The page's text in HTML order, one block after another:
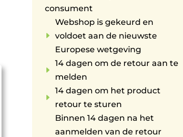
consument
E
Webshop is gekeurd en
voldoet aan de nieuwste
Europese wetgeving
E
14 dagen om de retour aan te
melden
E
14 dagen om het product
retour te sturen
Binnen 14 dagen na het
aanmelden van de retour